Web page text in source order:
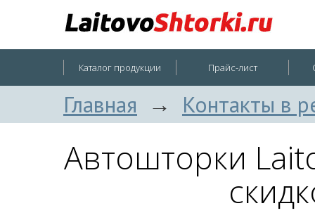
Каталог продукции Прайс-лист
Главная → Контакты в
Автошторки